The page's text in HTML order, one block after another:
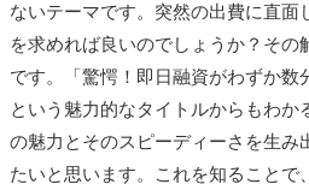
ないテーマです。突然の出費に直面
を求めれば良いのでしょうか？その
です。「驚愕！即日融資がわずか数
という魅力的なタイトルからもわか
の魅力とそのスピーディーさを生み
たいと思います。これを知ることで